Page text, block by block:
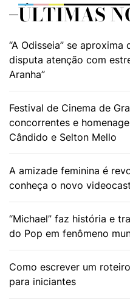
ÚLTIMAS
“A Odisseia” se
disputa atenção com
Aranha”
Festival de Cinema de
concorrentes e
Cândido e Selton Mello
A amizade feminina é
conheça o novo
“Michael” faz história e
do Pop em fenômeno
Como escrever um
para iniciantes